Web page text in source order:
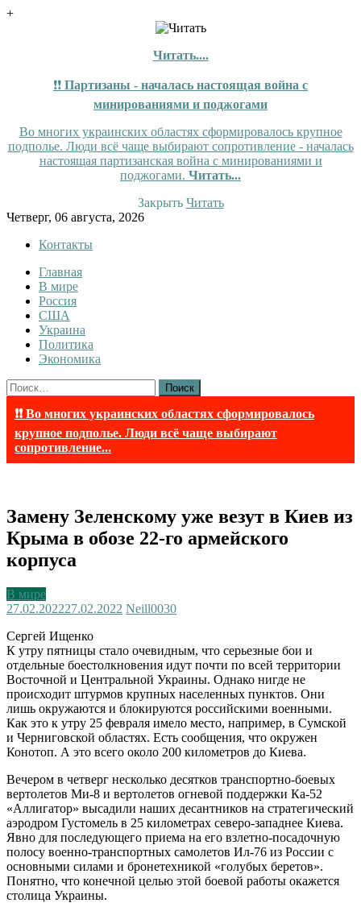
+
Читать....
❗❗ Партизаны - началась настоящая война с
минированиями и поджогами
Во многих украинских областях сформировалось крупное
подполье. Люди всё чаще выбирают сопротивление - началась
настоящая партизанская война с минированиями и
поджогами. Читать...
Закрыть Читать
Skip
content
Четверг, 06 августа, 2026
Контакты
Tewi
Tewi — Новости
Главная
В мире
Россия
США
Украина
Политика
Экономика
Найти:
❗❗ Во многих украинских областях сформировалось
крупное подполье. Люди всё чаще выбирают
сопротивление...
Замену Зеленскому уже везут в Киев из
Крыма в обозе 22-го армейского
корпуса
В мире
27.02.202227.02.2022 Neill0030
Сергей Ищенко
К утру пятницы стало очевидным, что серьезные бои и
отдельные боестолкновения идут почти по всей территории
Восточной и Центральной Украины. Однако нигде не
происходит штурмов крупных населенных пунктов. Они
лишь окружаются и блокируются российскими военными.
Как это к утру 25 февраля имело место, например, в Сумской
и Черниговской областях. Есть сообщения, что окружен
Конотоп. А это всего около 200 километров до Киева.
Вечером в четверг несколько десятков транспортно-боевых
вертолетов Ми-8 и вертолетов огневой поддержки Ка-52
«Аллигатор» высадили наших десантников на стратегический
аэродром Густомель в 25 километрах северо-западнее Киева.
Явно для последующего приема на его взлетно-посадочную
полосу военно-транспортных самолетов Ил-76 из России с
основными силами и бронетехникой «голубых беретов».
Понятно, что конечной целью этой боевой работы окажется
столица Украины.